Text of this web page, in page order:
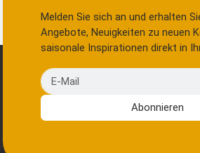
Melden Sie sich an und erhalten
Angebote, Neuigkeiten zu neuen
saisonale Inspirationen direkt in
E-Mail
Abonnieren